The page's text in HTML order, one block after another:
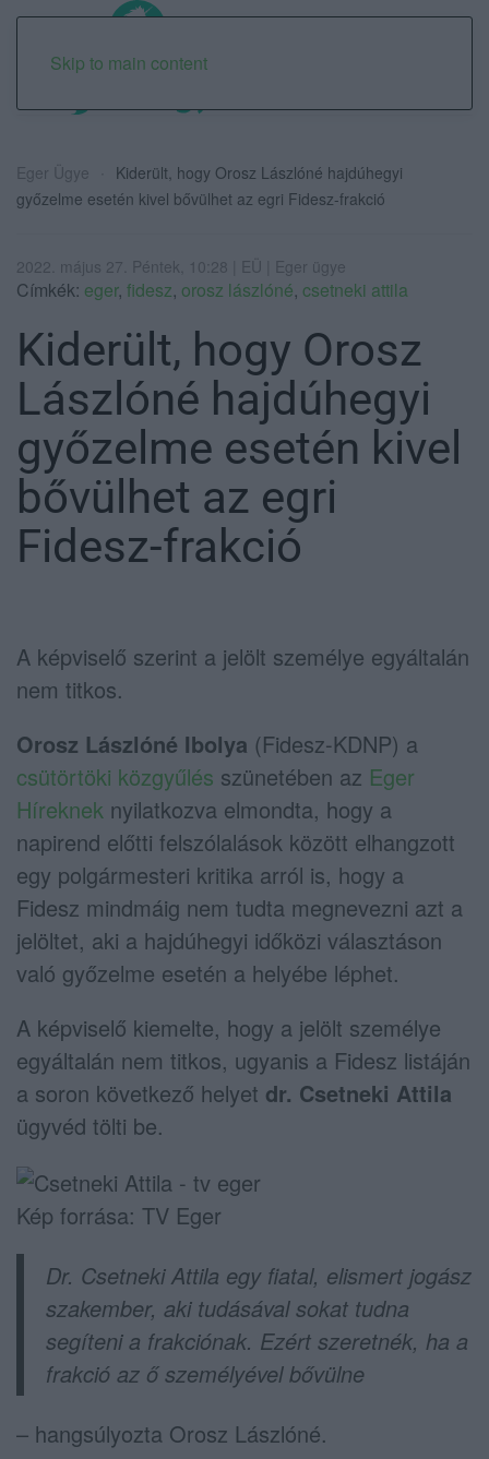
Skip to main content
Eger Ügye
Kiderült, hogy Orosz Lászlóné hajdúhegyi
győzelme esetén kivel bővülhet az egri Fidesz-frakció
2022. május 27. Péntek, 10:28 | EÜ | Eger ügye
Címkék: eger, fidesz, orosz lászlóné, csetneki attila
Kiderült, hogy Orosz
Lászlóné hajdúhegyi
győzelme esetén kivel
bővülhet az egri
Fidesz-frakció
A képviselő szerint a jelölt személye egyáltalán
nem titkos.
Orosz Lászlóné Ibolya (Fidesz-KDNP) a
csütörtöki közgyűlés szünetében az Eger
Híreknek nyilatkozva elmondta, hogy a
napirend előtti felszólalások között elhangzott
egy polgármesteri kritika arról is, hogy a
Fidesz mindmáig nem tudta megnevezni azt a
jelöltet, aki a hajdúhegyi időközi választáson
való győzelme esetén a helyébe léphet.
A képviselő kiemelte, hogy a jelölt személye
egyáltalán nem titkos, ugyanis a Fidesz listáján
a soron következő helyet dr. Csetneki Attila
ügyvéd tölti be.
Kép forrása: TV Eger
Dr. Csetneki Attila egy fiatal, elismert jogász
szakember, aki tudásával sokat tudna
segíteni a frakciónak. Ezért szeretnék, ha a
frakció az ő személyével bővülne
– hangsúlyozta Orosz Lászlóné.